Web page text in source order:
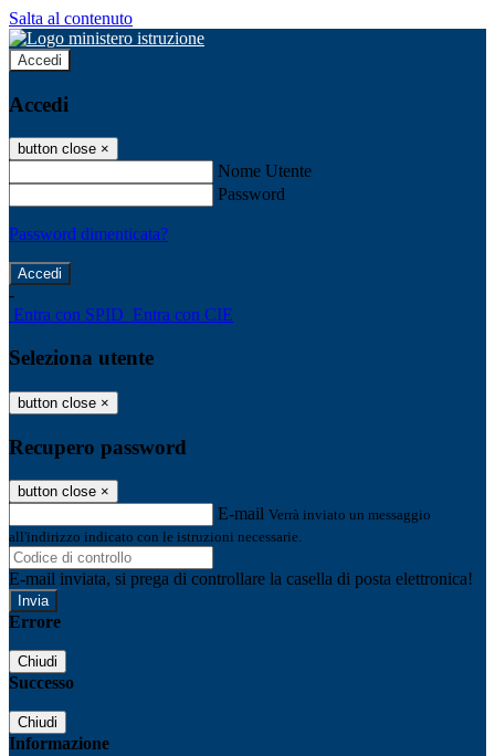
Salta al contenuto
Accedi
Accedi
button close ×
Nome Utente
Password
Password dimenticata?
-
Entra con SPID Entra con CIE
Seleziona utente
button close ×
Recupero password
button close ×
E-mail Verrà inviato un messaggio
all'indirizzo indicato con le istruzioni necessarie.
E-mail inviata, si prega di controllare la casella di posta elettronica!
Errore
Chiudi
Successo
Chiudi
Informazione